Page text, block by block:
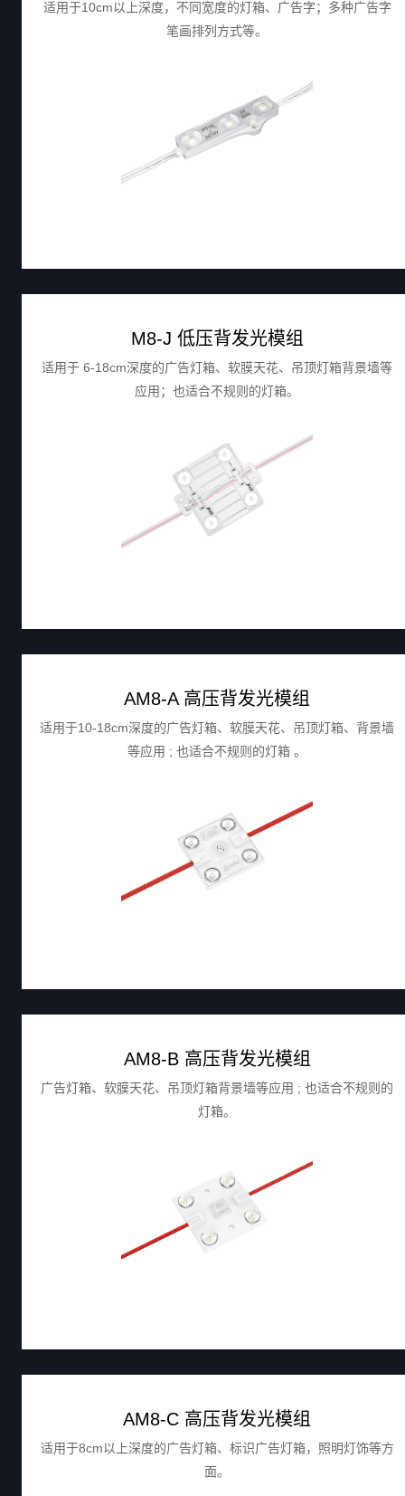
适用于10cm以上深度，不同宽度的灯箱、广告字；多种广告字
笔画排列方式等。
M8-J 低压背发光模组
适用于 6-18cm深度的广告灯箱、软膜天花、吊顶灯箱背景墙等
应用；也适合不规则的灯箱。
AM8-A 高压背发光模组
适用于10-18cm深度的广告灯箱、软膜天花、吊顶灯箱、背景墙
等应用 ; 也适合不规则的灯箱 。
AM8-B 高压背发光模组
广告灯箱、软膜天花、吊顶灯箱背景墙等应用 ; 也适合不规则的
灯箱。
AM8-C 高压背发光模组
适用于8cm以上深度的广告灯箱、标识广告灯箱，照明灯饰等方
面。